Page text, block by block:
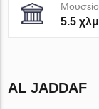
Μουσείο
5.5 χλμ
AL JADDAF